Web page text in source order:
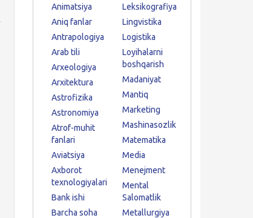
Animatsiya
Aniq fanlar
Antrapologiya
Arab tili
Arxeologiya
Arxitektura
Astrofizika
Astronomiya
Atrof-muhit
fanlari
Aviatsiya
Axborot
texnologiyalari
Bank ishi
Barcha soha
Leksikografiya
Lingvistika
Logistika
Loyihalarni
boshqarish
Madaniyat
Mantiq
Marketing
Mashinasozlik
Matematika
Media
Menejment
Mental
Salomatlik
Metallurgiya